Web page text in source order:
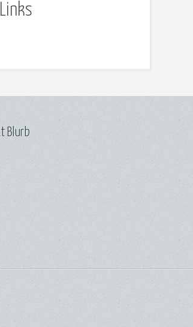
Links
Blurb